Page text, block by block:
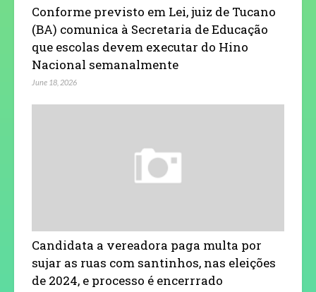
Conforme previsto em Lei, juiz de Tucano
(BA) comunica à Secretaria de Educação
que escolas devem executar do Hino
Nacional semanalmente
June 18, 2026
Candidata a vereadora paga multa por
sujar as ruas com santinhos, nas eleições
de 2024, e processo é encerrrado